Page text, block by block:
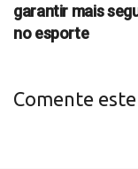
garantir mais
no esporte
Comente